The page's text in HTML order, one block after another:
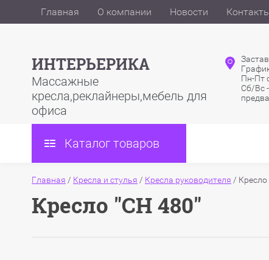
Главная О компании Новости
ИНТЕРЬЕРИКА
Массажные
кресла,реклайнеры,мебель для
офиса
Пн-Пт
Сб/Вс
Каталог товаров
Главная / Кресла и стулья / Кресла руководителя / Кресло
Кресло "CH 480"